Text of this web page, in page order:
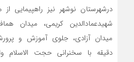
درشهرستان نوشهر نیز راهپیمایی
شهیدعمادالدین کریمی، میدان
دقیقه با سخنرانی حجت الاسلام